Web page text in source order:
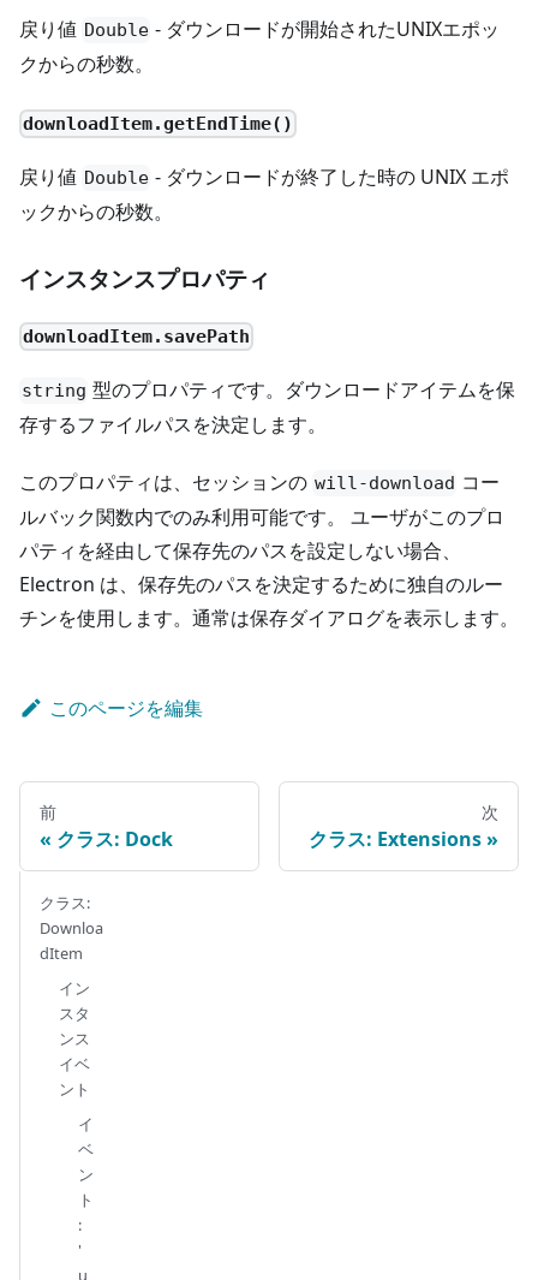
戻り値 Double - ダウンロードが開始されたUNIXエポッ
クからの秒数。
downloadItem.getEndTime()
戻り値 Double - ダウンロードが終了した時の UNIX エポ
ックからの秒数。
インスタンスプロパティ
downloadItem.savePath
string 型のプロパティです。ダウンロードアイテムを保
存するファイルパスを決定します。
このプロパティは、セッションの will-download コー
ルバック関数内でのみ利用可能です。 ユーザがこのプロ
パティを経由して保存先のパスを設定しない場合、
Electron は、保存先のパスを決定するために独自のルー
チンを使用します。通常は保存ダイアログを表示します。
このページを編集
前
クラス: Dock
次
クラス: Extensions
クラス:
Downloa
dItem
イン
スタ
ンス
イベ
ント
イ
ベ
ン
ト
:
'
u